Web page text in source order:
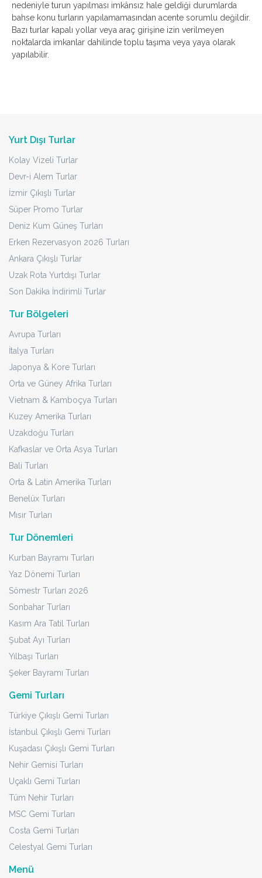
nedeniyle turun yapılması imkânsız hale geldiği durumlarda
bahse konu turların yapılamamasından acente sorumlu değildir.
Bazı turlar kapalı yollar veya araç girişine izin verilmeyen
noktalarda imkanlar dahilinde toplu taşıma veya yaya olarak
yapılabilir.
Yurt Dışı Turlar
Kolay Vizeli Turlar
Devr-i Alem Turlar
İzmir Çıkışlı Turlar
Süper Promo Turlar
Deniz Kum Güneş Turları
Erken Rezervasyon 2026 Turları
Ankara Çıkışlı Turlar
Uzak Rota Yurtdışı Turlar
Son Dakika İndirimli Turlar
Tur Bölgeleri
Avrupa Turları
İtalya Turları
Japonya & Kore Turları
Orta ve Güney Afrika Turları
Vietnam & Kamboçya Turları
Kuzey Amerika Turları
Uzakdoğu Turları
Kafkaslar ve Orta Asya Turları
Bali Turları
Orta & Latin Amerika Turları
Benelüx Turları
Mısır Turları
Tur Dönemleri
Kurban Bayramı Turları
Yaz Dönemi Turları
Sömestr Turları 2026
Sonbahar Turları
Kasım Ara Tatil Turları
Şubat Ayı Turları
Yılbaşı Turları
Şeker Bayramı Turları
Gemi Turları
Türkiye Çıkışlı Gemi Turları
İstanbul Çıkışlı Gemi Turları
Kuşadası Çıkışlı Gemi Turları
Nehir Gemisi Turları
Uçaklı Gemi Turları
Tüm Nehir Turları
MSC Gemi Turları
Costa Gemi Turları
Celestyal Gemi Turları
Menü